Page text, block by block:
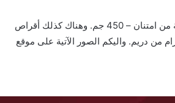
لدينا كذلك عسل بالجينسنج من امتنان- 180 جم. وكما كذلك عسل النباتات الطبية من امتنان – 450 جم. وهناك كذلك أقراص